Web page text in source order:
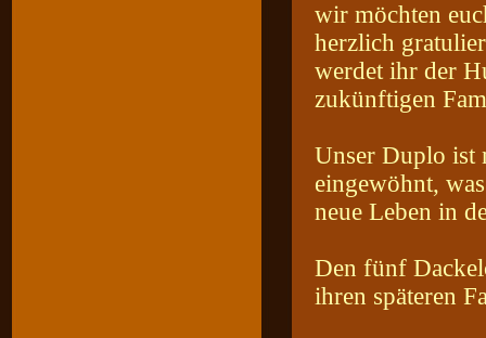
wir möchten
herzlich
werdet ihr der
zukünftigen
Unser Duplo ist
eingewöhnt,
neue Leben in
Den fünf
ihren späteren